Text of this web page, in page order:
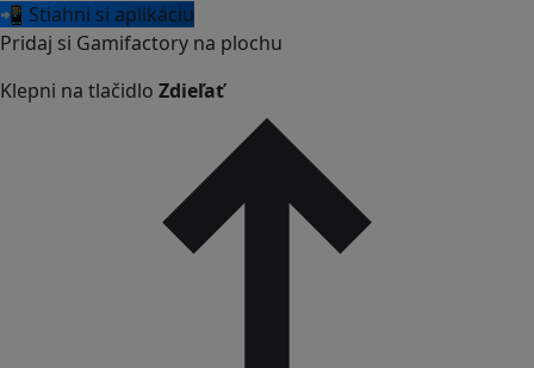
📲 Stiahni si aplikáciu
Pridaj si Gamifactory na plochu
Klepni na tlačidlo Zdieľať